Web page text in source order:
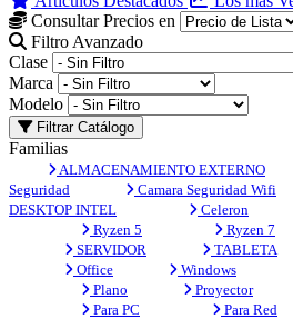
Consultar Precios en
Filtro Avanzado
Clase
Marca
Modelo
Filtrar Catálogo
Familias
ALMACENAMIENTO EXTERNO
Seguridad
Camara Seguridad Wifi
DESKTOP INTEL
Celeron
Ryzen 5
Ryzen 7
SERVIDOR
TABLETA
Office
Windows
Plano
Proyector
Para PC
Para Red